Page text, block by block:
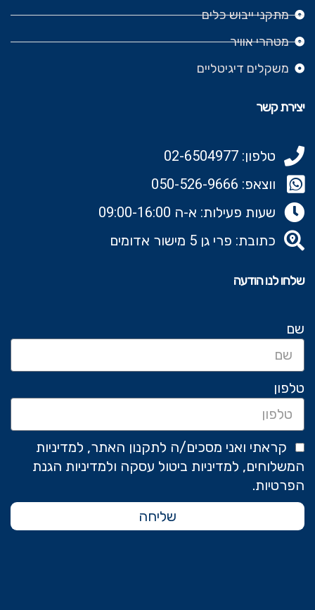
מתקני ייבוש כלים
מטהרי אוויר
משקלים דיגיטליים
יצירת קשר
טלפון: 02-6504977
ווצאפ: 050-526-9666‬
שעות פעילות: א-ה 09:00-16:00
כתובת: פרי גן 5 מישור אדומים
שלחו לנו הודעה
שם
טלפון
קראתי ואני מסכים/ה לתקנון האתר, למדיניות
המשלוחים, למדיניות ביטול עסקה ולמדיניות הגנת
הפרטיות.
שליחה